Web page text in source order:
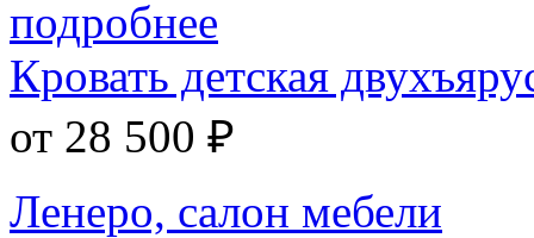
Кровать детская
от 28 500 ₽
Ленеро, салон мебели